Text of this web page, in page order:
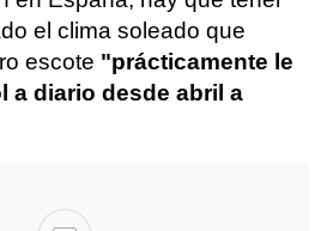
el clima soleado que
escote "prácticamente le
a diario desde abril a